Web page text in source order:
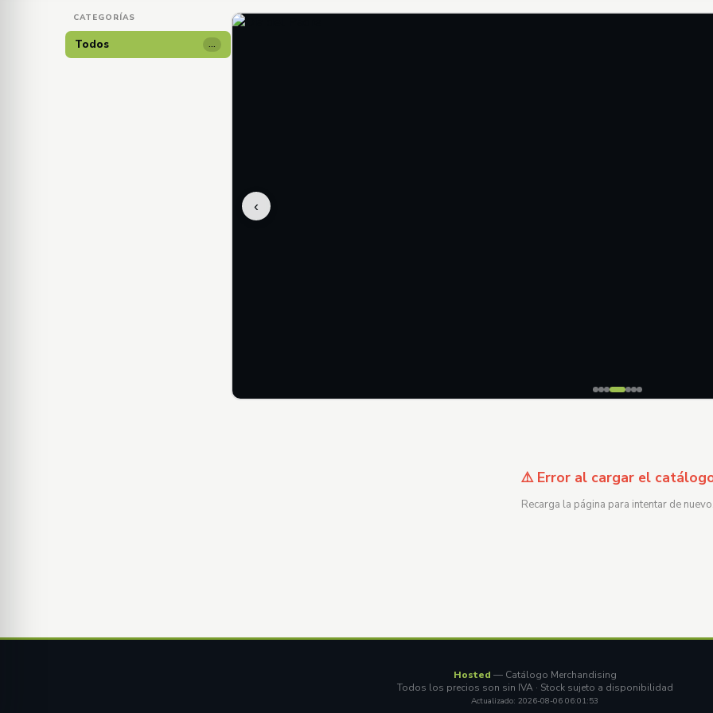
CATEGORÍAS
Todos …
‹
⚠️ Error al cargar el
Recarga la página para intentar de
Hosted — Catálogo Merchandising
Todos los precios son sin IVA · Stock sujeto a disponibilidad
Actualizado: 2026-08-06 06:01:53